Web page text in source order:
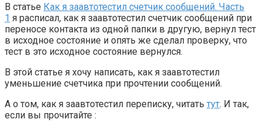
В статье Как я заавтотестил счетчик сообщений. Часть
1 я расписал, как я заавтотестил счетчик сообщений при
переносе контакта из одной папки в другую, вернул тест
в исходное состояние и опять же сделал проверку, что
тест в это исходное состояние вернулся.
В этой статье я хочу написать, как я заавтотестил
уменьшение счетчика при прочтении сообщений.
А о том, как я заавтотестил переписку, читать тут. И так,
если вы прочитайте :